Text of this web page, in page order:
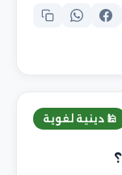
🕌 دينية لغوية